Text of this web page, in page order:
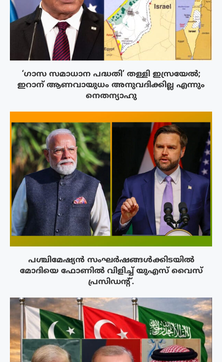
‘ഗാസ സമാധാന പദ്ധതി’ തള്ളി ഇസ്രയേൽ;
ഇറാന് ആണവായുധം അനുവദിക്കില്ല എന്നും
നെതന്യാഹു
പശ്ചിമേഷ്യന്‍ സംഘര്‍ഷങ്ങള്‍ക്കിടയിൽ
മോദിയെ ഫോണില്‍ വിളിച്ച് യുഎസ് വൈസ്
പ്രസിഡന്റ്.